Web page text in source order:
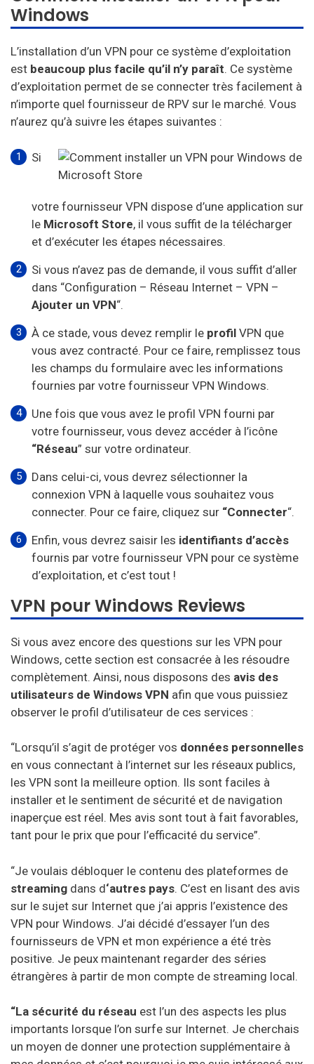
Windows
L’installation d’un VPN pour ce système d’exploitation
est beaucoup plus facile qu’il n’y paraît. Ce système
d’exploitation permet de se connecter très facilement à
n’importe quel fournisseur de RPV sur le marché. Vous
n’aurez qu’à suivre les étapes suivantes :
Si
votre fournisseur VPN dispose d’une application sur
le Microsoft Store, il vous suffit de la télécharger
et d’exécuter les étapes nécessaires.
Si vous n’avez pas de demande, il vous suffit d’aller
dans “Configuration – Réseau Internet – VPN –
Ajouter un VPN“.
À ce stade, vous devez remplir le profil VPN que
vous avez contracté. Pour ce faire, remplissez tous
les champs du formulaire avec les informations
fournies par votre fournisseur VPN Windows.
Une fois que vous avez le profil VPN fourni par
votre fournisseur, vous devez accéder à l’icône
“Réseau” sur votre ordinateur.
Dans celui-ci, vous devrez sélectionner la
connexion VPN à laquelle vous souhaitez vous
connecter. Pour ce faire, cliquez sur “Connecter“.
Enfin, vous devrez saisir les identifiants d’accès
fournis par votre fournisseur VPN pour ce système
d’exploitation, et c’est tout !
VPN pour Windows Reviews
Si vous avez encore des questions sur les VPN pour
Windows, cette section est consacrée à les résoudre
complètement. Ainsi, nous disposons des avis des
utilisateurs de Windows VPN afin que vous puissiez
observer le profil d’utilisateur de ces services :
“Lorsqu’il s’agit de protéger vos données personnelles
en vous connectant à l’internet sur les réseaux publics,
les VPN sont la meilleure option. Ils sont faciles à
installer et le sentiment de sécurité et de navigation
inaperçue est réel. Mes avis sont tout à fait favorables,
tant pour le prix que pour l’efficacité du service”.
“Je voulais débloquer le contenu des plateformes de
streaming dans d‘autres pays. C’est en lisant des avis
sur le sujet sur Internet que j’ai appris l’existence des
VPN pour Windows. J’ai décidé d’essayer l’un des
fournisseurs de VPN et mon expérience a été très
positive. Je peux maintenant regarder des séries
étrangères à partir de mon compte de streaming local.
“La sécurité du réseau est l’un des aspects les plus
importants lorsque l’on surfe sur Internet. Je cherchais
un moyen de donner une protection supplémentaire à